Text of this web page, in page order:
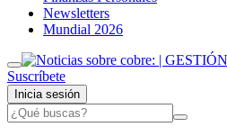
Newsletters
Mundial 2026
Suscríbete
Inicia sesión